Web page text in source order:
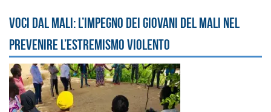
Voci dal Mali: l’impegno dei giovani del Mali nel
prevenire l’estremismo violento